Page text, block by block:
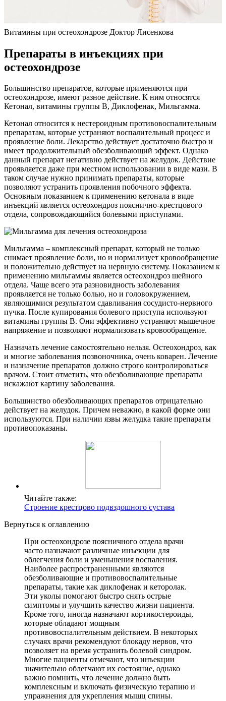
Витамины при остеохондрозе Доктор Лисенкова
Препараты в инъекциях при
остеохондрозе
Большинство препаратов, которые применяются при
остеохондрозе, имеют разное действие. К ним относятся
Кетонал, витамины группы В, Диклофенак, Мильгамма.
Кетонал относится к нестероидным противовоспалительным
препаратам, которые устраняют воспалительный процесс и
проявление боли. Лекарство действует достаточно быстро и
имеет продолжительный обезболивающий эффект. Однако
данный препарат негативно действует на желудок. Действие
проявляется даже при местном использовании в виде мази. В
таком случае нужно принимать препараты, которые
позволяют устранить проявления побочного эффекта.
Основным показанием к применению кетонала в виде
инъекций является остеохондроз пояснично-крестцового
отдела, сопровождающийся болевыми приступами.
Мильгамма – комплексный препарат, который не только
снимает проявление боли, но и нормализует кровообращение
и положительно действует на нервную систему. Показанием к
применению мильгаммы является остеохондроз шейного
отдела. Чаще всего эта разновидность заболевания
проявляется не только болью, но и головокружением,
являющимися результатом сдавливания сосудисто-нервного
пучка. После купирования болевого приступа используют
витамины группы В. Они эффективно устраняют мышечное
напряжение и позволяют нормализовать кровообращение.
Назначать лечение самостоятельно нельзя. Остеохондроз, как
и многие заболевания позвоночника, очень коварен. Лечение
и назначение препаратов должно строго контролироваться
врачом. Стоит отметить, что обезболивающие препараты
искажают картину заболевания.
Большинство обезболивающих препаратов отрицательно
действует на желудок. Причем неважно, в какой форме они
используются. При наличии язвы желудка такие препараты
противопоказаны.
Читайте также:
Строение крестцово подвздошного сустава
Вернуться к оглавлению
При остеохондрозе поясничного отдела врачи
часто назначают различные инъекции для
облегчения боли и уменьшения воспаления.
Наиболее распространенными являются
обезболивающие и противовоспалительные
препараты, такие как диклофенак и кеторолак.
Эти уколы помогают быстро снять острые
симптомы и улучшить качество жизни пациента.
Кроме того, иногда назначают кортикостероиды,
которые обладают мощным
противовоспалительным действием. В некоторых
случаях врачи рекомендуют блокаду нервов, что
позволяет на время устранить болевой синдром.
Многие пациенты отмечают, что инъекции
значительно облегчают их состояние, однако
важно помнить, что лечение должно быть
комплексным и включать физическую терапию и
упражнения для укрепления мышц спины.